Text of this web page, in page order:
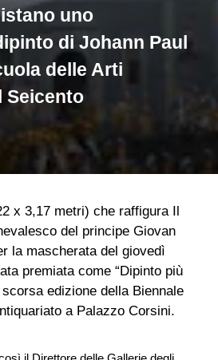
uno
di Johann Paul
delle Arti
Seicento
x 3,17 metri) che raffigura Il
del principe Giovan
la mascherata del giovedì
premiata come “Dipinto più
edizione della Biennale
a Palazzo Corsini.